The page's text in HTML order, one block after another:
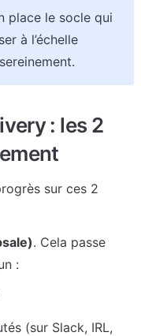
place le socle qui
à l’échelle
: les 2
sur ces 2
. Cela passe
:
(sur Slack, IRL,